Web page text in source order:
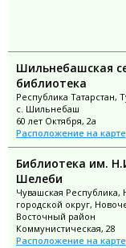
Шильнебашская
библиотека
Республика Татарстан,
с. Шильнебаш
60 лет Октября, 2а
Расположение на карте
Библиотека им.
Шелеби
Чувашская Республика,
городской округ,
Восточный район
Коммунистическая, 28
Расположение на карте